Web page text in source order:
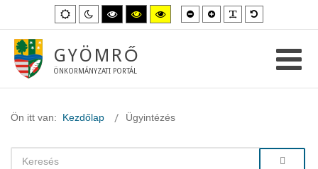
Alapértelmezett
mód
Éjszakai
mód
Magas
kontraszt
fekete-
mód.
Magas
kontraszt
fekete-
Magas
kontraszt
sárga-
Kisebb
betűméret
Nagyobb
betűméret
GYÖMRŐ
ÖNKORMÁNYZATI PORTÁL
Ön itt van: Kezdőlap Ügyintézés